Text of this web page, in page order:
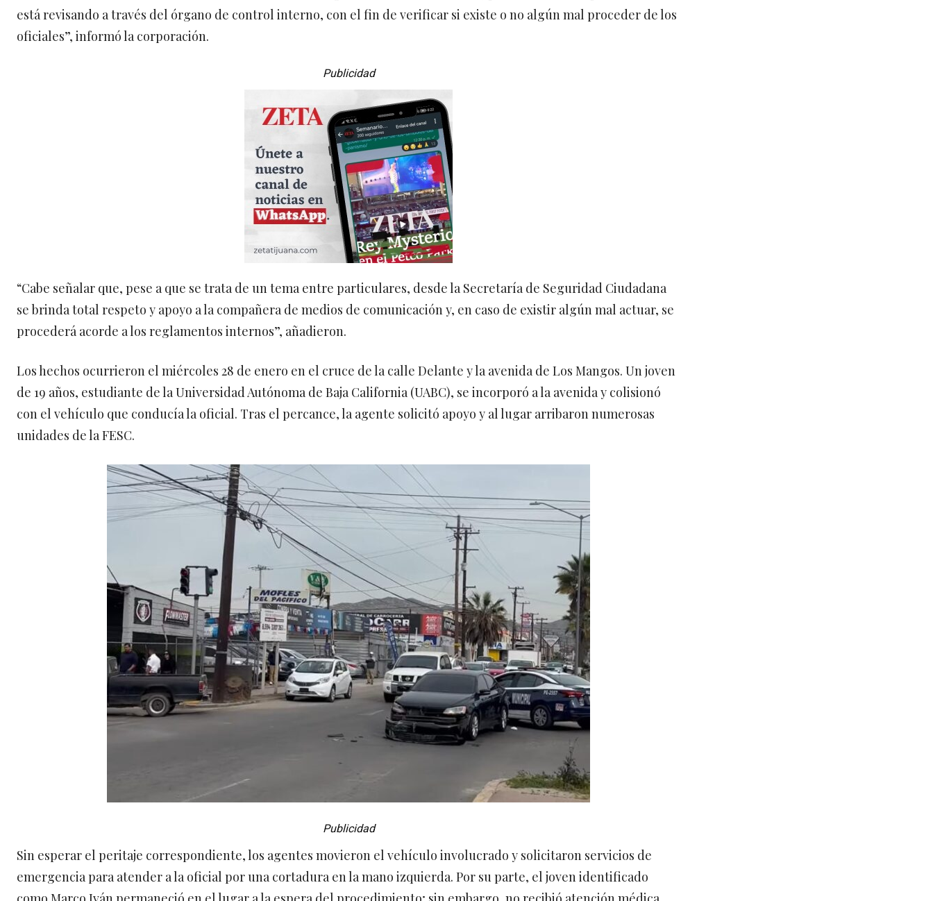
está revisando a través del órgano de control interno, con el fin de verificar si existe o no algún mal proceder de los
oficiales”, informó la corporación.
Publicidad
“Cabe señalar que, pese a que se trata de un tema entre particulares, desde la Secretaría de Seguridad Ciudadana
se brinda total respeto y apoyo a la compañera de medios de comunicación y, en caso de existir algún mal actuar, se
procederá acorde a los reglamentos internos”, añadieron.
Los hechos ocurrieron el miércoles 28 de enero en el cruce de la calle Delante y la avenida de Los Mangos. Un joven
de 19 años, estudiante de la Universidad Autónoma de Baja California (UABC), se incorporó a la avenida y colisionó
con el vehículo que conducía la oficial. Tras el percance, la agente solicitó apoyo y al lugar arribaron numerosas
unidades de la FESC.
Publicidad
Sin esperar el peritaje correspondiente, los agentes movieron el vehículo involucrado y solicitaron servicios de
emergencia para atender a la oficial por una cortadura en la mano izquierda. Por su parte, el joven identificado